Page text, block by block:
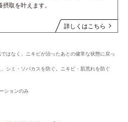
摂取を叶えます。
詳しくはこちら
はなく、ニキビが治ったあとの健常な状態に戻っ
シミ・ソバカスを防ぐ。ニキビ・肌荒れを防ぐ
ションのみ